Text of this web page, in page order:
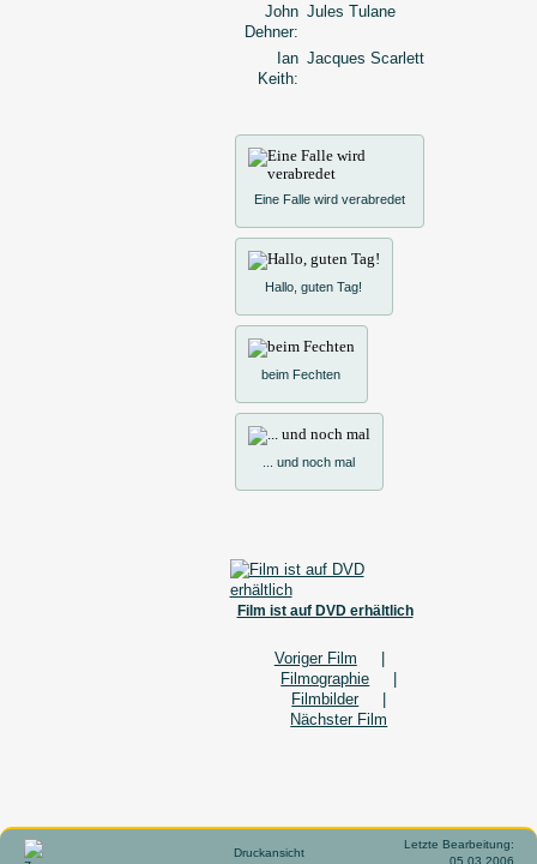
John
Dehner:
Jules Tulane
Ian
Keith:
Jacques Scarlett
Eine Falle wird verabredet
Hallo, guten Tag!
beim Fechten
... und noch mal
Film ist auf DVD erhältlich
Voriger Film |
Filmographie |
Filmbilder|
Nächster Film
Druckansicht
Letzte Bearbeitung:
05.03.2006